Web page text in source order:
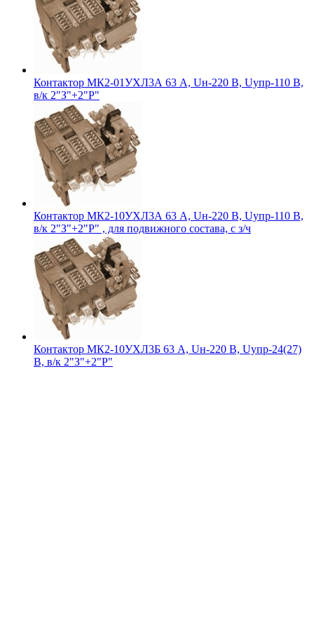
Контактор МК2-01УХЛ3А 63 А, Uн-220 В, Uупр-110 В,
в/к 2"З"+2"Р"
Контактор МК2-10УХЛ3А 63 А, Uн-220 В, Uупр-110 В,
в/к 2"З"+2"Р" , для подвижного состава, с з/ч
Контактор МК2-10УХЛ3Б 63 А, Uн-220 В, Uупр-24(27)
В, в/к 2"З"+2"Р"